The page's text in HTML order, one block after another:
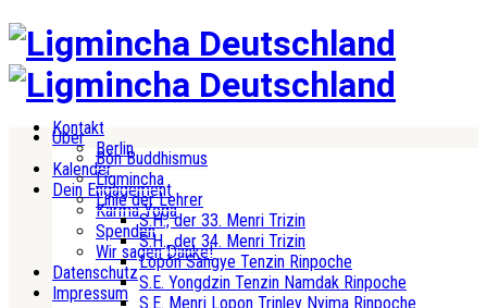
Kontakt
Berlin
Kalender
Dein Engagement
Karma Yoga
Spenden
Wir sagen Danke!
Datenschutz
Impressum
Über
Bön Buddhismus
Ligmincha
Linie der Lehrer
S.H., der 33. Menri Trizin
S.H., der 34. Menri Trizin
Lopön Sangye Tenzin Rinpoche
S.E. Yongdzin Tenzin Namdak Rinpoche
S.E. Menri Lopon Trinley Nyima Rinpoche